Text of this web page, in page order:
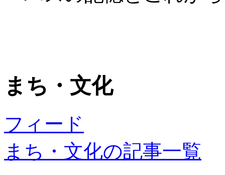
まち・文化
フィード
まち・文化の記事一覧